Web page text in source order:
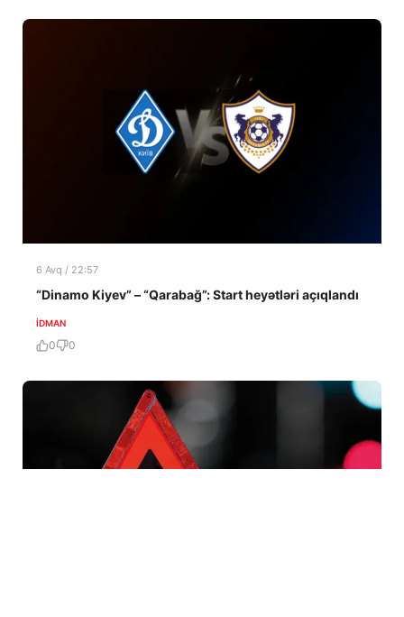
6 Avq / 22:57
“Dinamo Kiyev” – “Qarabağ”: Start heyətləri açıqlandı
İDMAN
0 0